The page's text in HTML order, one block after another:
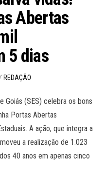
Abertas
5 dias
REDAÇÃO
Goiás (SES) celebra os bons
Portas Abertas
A ação, que integra a
a realização de 1.023
40 anos em apenas cinco